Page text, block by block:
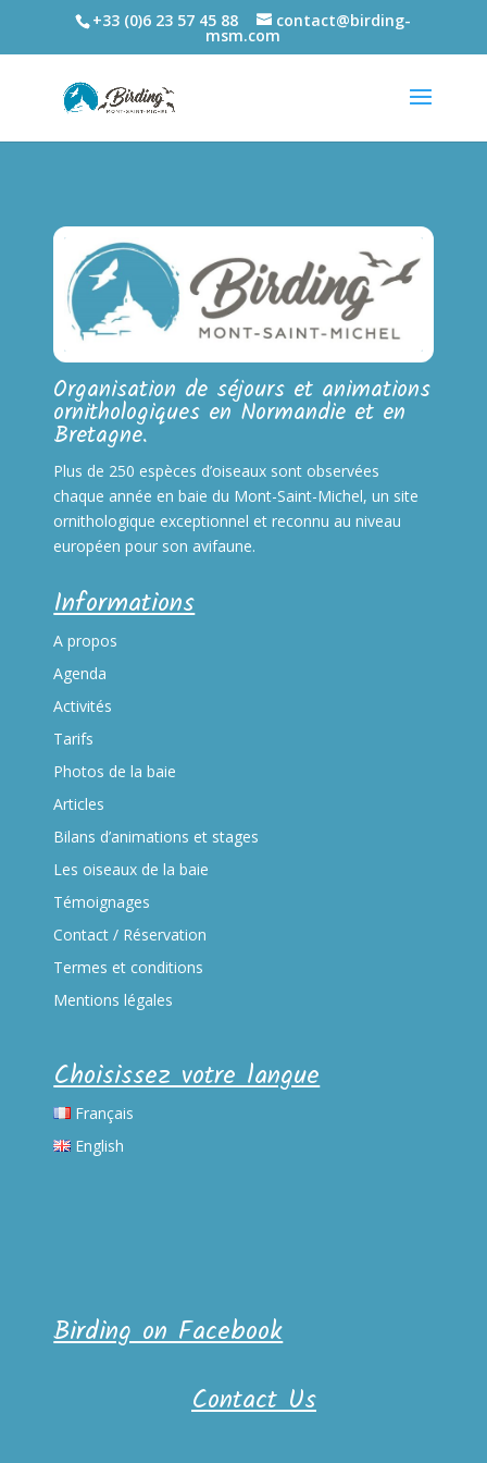
+33 (0)6 23 57 45 88 contact@birding-
msm.com
Organisation de séjours et animations
ornithologiques en Normandie et en
Bretagne.
Plus de 250 espèces d’oiseaux sont observées
chaque année en baie du Mont-Saint-Michel, un site
ornithologique exceptionnel et reconnu au niveau
européen pour son avifaune.
Informations
A propos
Agenda
Activités
Tarifs
Photos de la baie
Articles
Bilans d’animations et stages
Les oiseaux de la baie
Témoignages
Contact / Réservation
Termes et conditions
Mentions légales
Choisissez votre langue
Français
English
Birding on Facebook
Contact Us